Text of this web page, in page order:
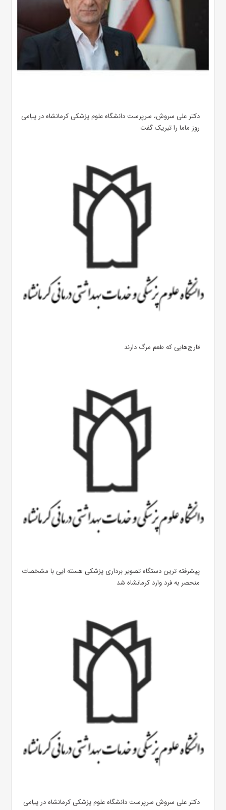
دکتر علی سروش، سرپرست دانشگاه علوم پزشکی کرمانشاه در پیامی
روز ماما را تبریک گفت
قارچ‌هایی که طعم مرگ دارند
پیشرفته ترین دستگاه تصویر برداری پزشکی هسته ایی با مشخصات
منحصر به فرد وارد کرمانشاه شد
دکتر علی سروش سرپرست دانشگاه علوم پزشکی کرمانشاه در پیامی